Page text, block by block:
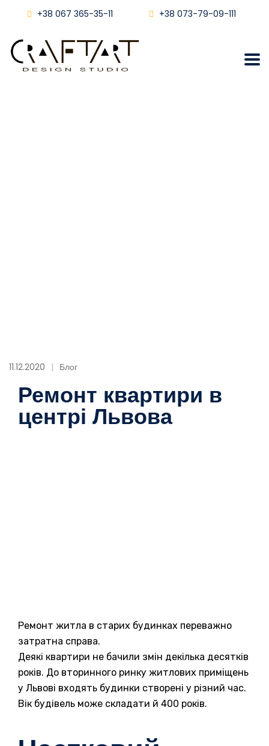
+38 067 365-35-11 +38 073-79-09-111
11.12.2020 Блог
Ремонт квартири в
центрі Львова
Ремонт житла в старих будинках переважно
затратна справа.
Деякі квартири не бачили змін декілька десятків
років. До вторинного ринку житлових приміщень
у Львові входять будинки створені у різний час.
Вік будівель може складати й 400 років.